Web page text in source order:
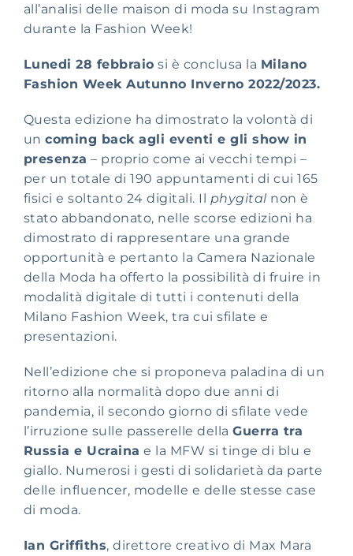
all’analisi delle maison di moda su Instagram
durante la Fashion Week!
Lunedi 28 febbraio si è conclusa la Milano
Fashion Week Autunno Inverno 2022/2023.
Questa edizione ha dimostrato la volontà di
uncoming back agli eventi e gli show in
presenza – proprio come ai vecchi tempi –
per un totale di 190 appuntamenti di cui 165
fisici e soltanto 24 digitali. Il phygital non è
stato abbandonato, nelle scorse edizioni ha
dimostrato di rappresentare una grande
opportunità e pertanto la Camera Nazionale
della Moda ha offerto la possibilità di fruire in
modalità digitale di tutti i contenuti della
Milano Fashion Week, tra cui sfilate e
presentazioni.
Nell’edizione che si proponeva paladina di un
ritorno alla normalità dopo due anni di
pandemia, il secondo giorno di sfilate vede
l’irruzione sulle passerelle dellaGuerra tra
Russia e Ucraina e la MFW si tinge di blu e
giallo. Numerosi i gesti di solidarietà da parte
delle influencer, modelle e delle stesse case
di moda.
Ian Griffiths, direttore creativo di Max Mara